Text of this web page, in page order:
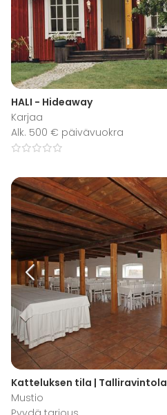
HALI - Hideaway
Karjaa
Alk. 500 € päivävuokra
Katteluksen tila | Talliravintola
Mustio